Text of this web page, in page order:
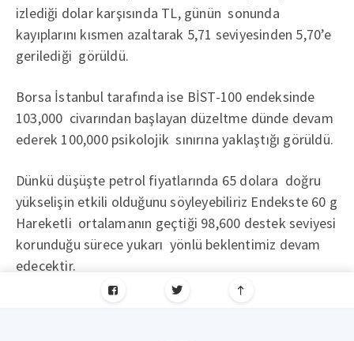
izlediği dolar karşısında TL, günün sonunda
kayıplarını kısmen azaltarak 5,71 seviyesinden 5,70’e
gerilediği görüldü.
Borsa İstanbul tarafında ise BİST-100 endeksinde
103,000 civarından başlayan düzeltme dünde devam
ederek 100,000 psikolojik sınırına yaklaştığı görüldü.
Dünkü düşüşte petrol fiyatlarında 65 dolara doğru
yükselişin etkili olduğunu söyleyebiliriz Endekste 60 g
Hareketli ortalamanın geçtiği 98,600 destek seviyesi
korunduğu sürece yukarı yönlü beklentimiz devam
edecektir.